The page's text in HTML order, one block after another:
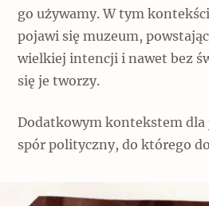
go używamy. W tym
pojawi się muzeum,
wielkiej intencji i nawet bez
się je tworzy.
Dodatkowym kontekstem dla
spór polityczny, do którego